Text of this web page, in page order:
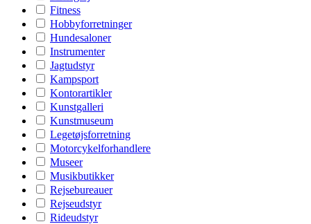
Fitness
Hobbyforretninger
Hundesaloner
Instrumenter
Jagtudstyr
Kampsport
Kontorartikler
Kunstgalleri
Kunstmuseum
Legetøjsforretning
Motorcykelforhandlere
Museer
Musikbutikker
Rejsebureauer
Rejseudstyr
Rideudstyr